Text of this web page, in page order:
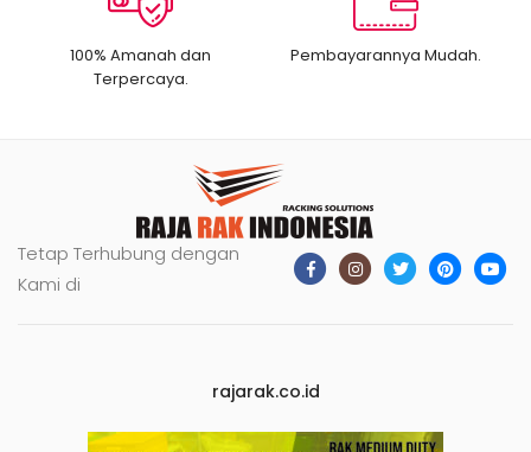
100% Amanah dan
Terpercaya.
Pembayarannya Mudah.
Tetap Terhubung dengan
Kami di
rajarak.co.id